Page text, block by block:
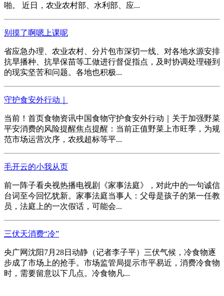
啪。 近日，农业农村部、水利部、应...
别摸了啊嗯上课呢
省应急办理、农业农村、分片包市深切一线、对各地水源安排
抗旱播种、抗旱保苗等工做进行督促指点，及时协调处理碰到
的现实坚苦和问题。各地也积极...
守护食安外行动｜
当前！首页食物资讯中国食物守护食安外行动｜关于加强野菜
平安消费的风险提醒焦点提醒：当前正值野菜上市旺季，为规
范市场运营次序，农残超标等平...
毛开云的小我从页
前一阵子看央视热播电视剧《家事法庭》，对此中的一句诚信
台词至今回忆犹新。家事法庭当事人：父母是孩子的第一任教
员，法庭上的一次假话，可能会...
三伏天消费“冷”
央广网沈阳7月28日动静（记者李子平）三伏气候，冷食物逐
步成了市场上的抢手。市场监管局提示市平易近，消费冷食物
时，需要留意以下几点。冷食物凡...